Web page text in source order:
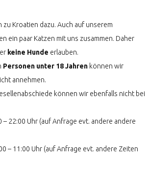
zu Kroatien dazu. Auch auf unserem
ein paar Katzen mit uns zusammen. Daher
keine Hunde erlauben.
Personen unter 18 Jahren können wir
annehmen.
können wir ebenfalls nicht bei
– 22:00 Uhr (auf Anfrage evt. andere andere
– 11:00 Uhr (auf Anfrage evt. andere Zeiten